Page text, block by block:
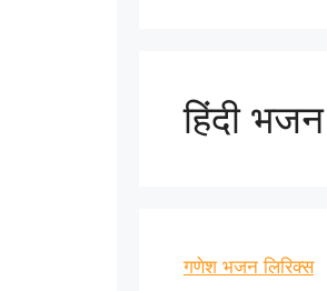
हिंदी भजन
गणेश भजन लिरिक्स